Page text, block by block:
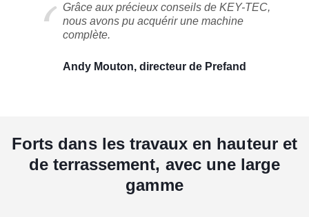
Grâce aux précieux conseils de KEY-TEC,
nous avons pu acquérir une machine
complète.
Andy Mouton, directeur de Prefand
Forts dans les travaux en hauteur et
de terrassement, avec une large
gamme